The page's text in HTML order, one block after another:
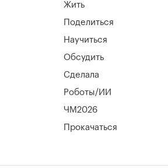
Жить
Поделиться
Научиться
Обсудить
Сделала
Роботы/ИИ
ЧМ2026
Прокачаться